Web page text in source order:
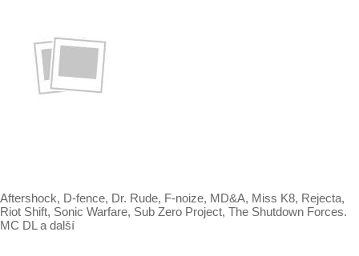
Aftershock, D-fence, Dr. Rude, F-noize, MD&A, Miss K8, Rejecta,
Riot Shift, Sonic Warfare, Sub Zero Project, The Shutdown Forces.
MC DL a další